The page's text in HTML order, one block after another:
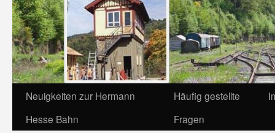
Neuigkeiten zur Hermann
Hesse Bahn
Häufig gestellte
Fragen